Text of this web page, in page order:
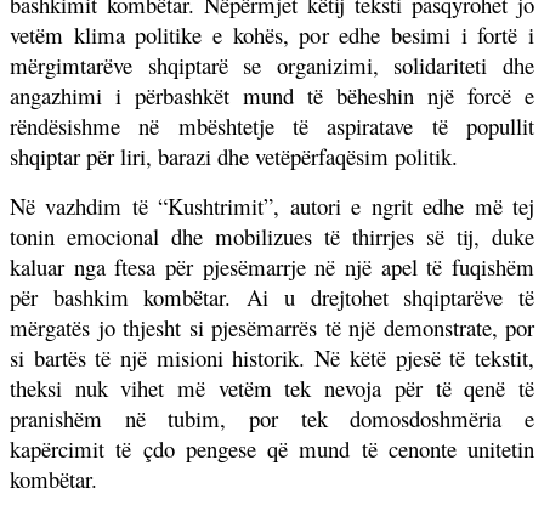
vetëm klima politike e kohës, por edhe besimi i fortë i
mërgimtarëve shqiptarë se organizimi, solidariteti dhe
angazhimi i përbashkët mund të bëheshin një forcë e
rëndësishme në mbështetje të aspiratave të popullit
shqiptar për liri, barazi dhe vetëpërfaqësim politik.
Në vazhdim të “Kushtrimit”, autori e ngrit edhe më tej
tonin emocional dhe mobilizues të thirrjes së tij, duke
kaluar nga ftesa për pjesëmarrje në një apel të fuqishëm
për bashkim kombëtar. Ai u drejtohet shqiptarëve të
mërgatës jo thjesht si pjesëmarrës të një demonstrate, por
si bartës të një misioni historik. Në këtë pjesë të tekstit,
theksi nuk vihet më vetëm tek nevoja për të qenë të
pranishëm në tubim, por tek domosdoshmëria e
kapërcimit të çdo pengese që mund të cenonte unitetin
kombëtar.